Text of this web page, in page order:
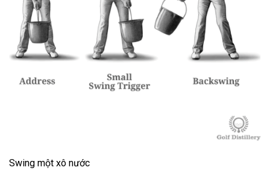
Swing một xô nước